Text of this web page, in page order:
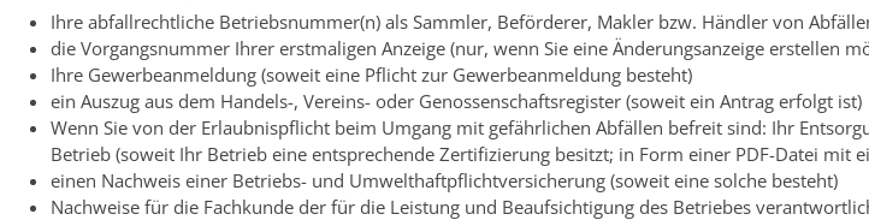
Ihre abfallrechtliche Betriebsnummer(n) als Sammler, Beförderer, Makler bzw. Händler von
die Vorgangsnummer Ihrer erstmaligen Anzeige (nur, wenn Sie eine Änderungsanzeige erstellen
Ihre Gewerbeanmeldung (soweit eine Pflicht zur Gewerbeanmeldung besteht)
ein Auszug aus dem Handels-, Vereins- oder Genossenschaftsregister (soweit ein Antrag erfolgt ist)
Wenn Sie von der Erlaubnispflicht beim Umgang mit gefährlichen Abfällen befreit sind: Ihr
Betrieb (soweit Ihr Betrieb eine entsprechende Zertifizierung besitzt; in Form einer PDF-Datei mit
einen Nachweis einer Betriebs- und Umwelthaftpflichtversicherung (soweit eine solche besteht)
Nachweise für die Fachkunde der für die Leistung und Beaufsichtigung des Betriebes